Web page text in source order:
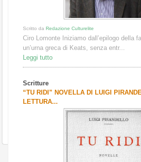
Scritto da Redazione Culturelite
Ciro Lomonte Iniziamo dall’epilogo della
un’urna greca di Keats, senza entr...
Leggi tutto
Scritture
“TU RIDI” NOVELLA DI LUIGI
LETTURA...